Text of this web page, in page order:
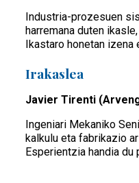
Industria-prozesuen
harremana duten
Ikastaro honetan izena
Irakaslea
Javier Tirenti
Ingeniari Mekaniko
kalkulu eta fabrikazio
Esperientzia handia du